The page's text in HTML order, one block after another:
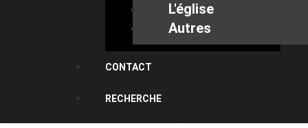
L'église
Autres
CONTACT
RECHERCHE